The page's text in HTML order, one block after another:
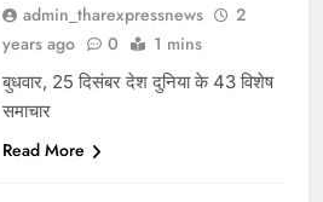
admin_tharexpressnews
2
years ago
0 1 mins
बुधवार, 25 दिसंबर देश दुनिया के 43 विशेष
समाचार
Read More